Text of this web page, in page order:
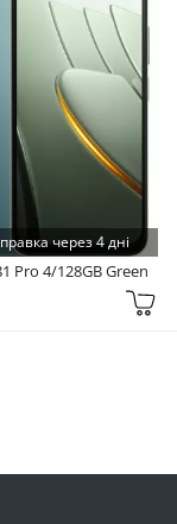
через 4 дні
Pro 4/128GB Green